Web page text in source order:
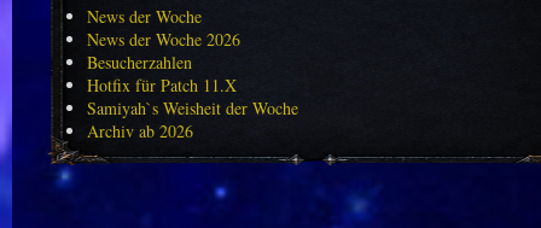
News der Woche
News der Woche 2026
Besucherzahlen
Hotfix für Patch 11.X
Samiyah`s Weisheit der Woche
Archiv ab 2026